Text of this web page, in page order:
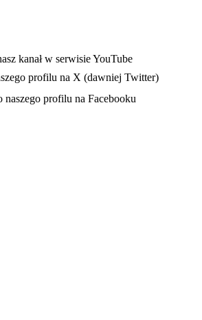
się w nowej karcie
kanał w serwisie YouTube
profilu na X (dawniej Twitter)
się w nowej karcie
naszego profilu na Facebooku